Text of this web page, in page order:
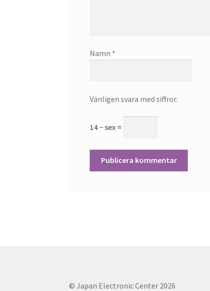
Namn *
Vänligen svara med siffror:
14 − sex =
© Japan Electronic Center 2026